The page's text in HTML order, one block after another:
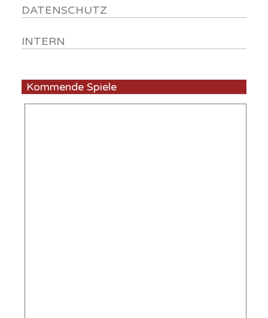
DATENSCHUTZ
INTERN
Kommende Spiele